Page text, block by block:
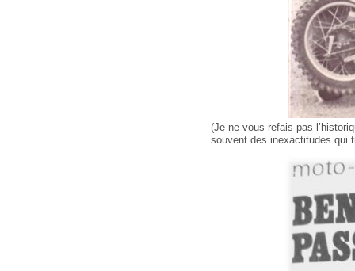
(Je ne vous refais pas
souvent des inexactitudes qui